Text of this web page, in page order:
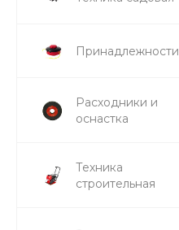
Принадлежности
Расходники и
оснастка
Техника
строительная